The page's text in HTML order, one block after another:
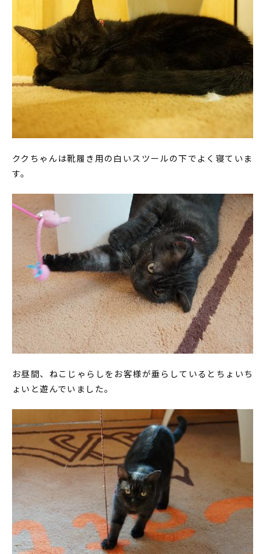
ククちゃんは靴履き用の白いスツールの下でよく寝ていま
す。
お昼間、ねこじゃらしをお客様が垂らしているとちょいち
ょいと遊んでいました。